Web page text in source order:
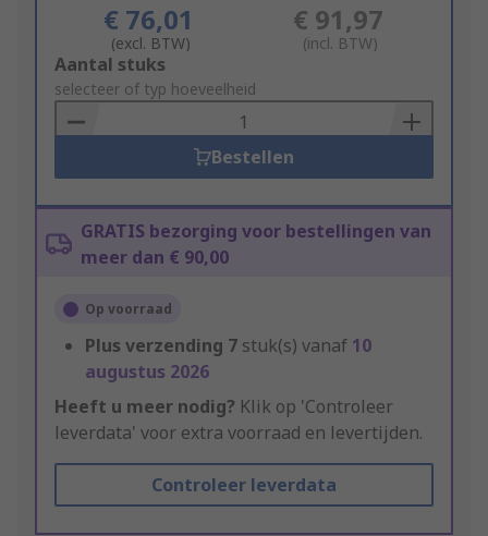
€ 76,01
(excl. BTW)
€ 91,97
(incl. BTW)
Add
to
Basket
Aantal stuks
selecteer of typ hoeveelheid
Bestellen
GRATIS bezorging voor bestellingen van
meer dan € 90,00
Op voorraad
Plus verzending 7 stuk(s) vanaf 10
augustus 2026
Heeft u meer nodig? Klik op 'Controleer
leverdata' voor extra voorraad en levertijden.
Controleer leverdata